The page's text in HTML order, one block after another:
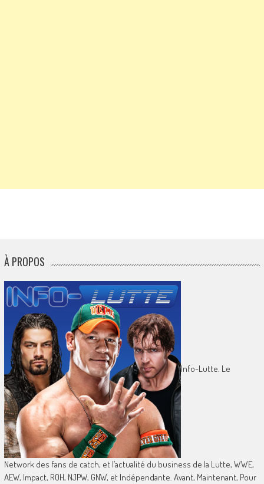
À PROPOS
Info-Lutte. Le
Network des fans de catch, et l’actualité du business de la Lutte, WWE,
AEW, Impact, ROH, NJPW, GNW, et Indépendante. Avant, Maintenant, Pour